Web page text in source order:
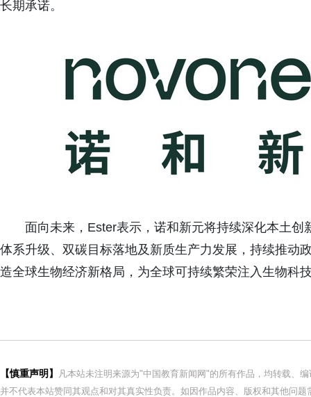
长期承诺。
面向未来，Ester表示，诺和新元将持续深化本土
体系升级、双碳目标落地及新质生产力发展，持续推动
造全球生物经济新格局，为全球可持续繁荣注入生物科
【慎重声明】
凡本站未注明来源为"中国教育新闻网"的所有作品，均转载、
并不代表本站赞同其观点和对其真实性负责。如因作品内容、版权和其他问